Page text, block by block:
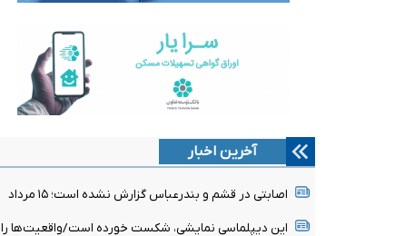
آخرین اخبار
اصابتی در قشم و بندرعباس گزارش نشده است؛ ۱۵ مرداد
این دیپلماسی نمایشی، شکست خورده است/واقعیت‌ها را